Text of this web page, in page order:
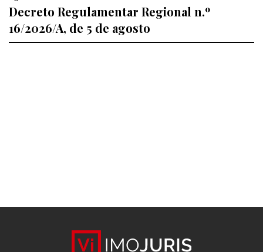
Decreto Regulamentar Regional n.º
16/2026/A, de 5 de agosto